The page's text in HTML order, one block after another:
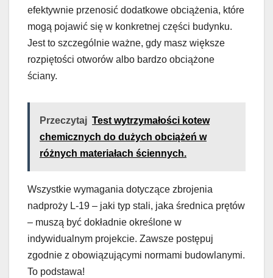
efektywnie przenosić dodatkowe obciążenia, które
mogą pojawić się w konkretnej części budynku.
Jest to szczególnie ważne, gdy masz większe
rozpiętości otworów albo bardzo obciążone
ściany.
Przeczytaj Test wytrzymałości kotew
chemicznych do dużych obciążeń w
różnych materiałach ściennych.
Wszystkie wymagania dotyczące zbrojenia
nadproży L-19 – jaki typ stali, jaka średnica prętów
– muszą być dokładnie określone w
indywidualnym projekcie. Zawsze postępuj
zgodnie z obowiązującymi normami budowlanymi.
To podstawa!